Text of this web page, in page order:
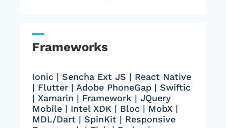
Frameworks
Ionic | Sencha Ext JS | React Native
| Flutter | Adobe PhoneGap | Swiftic
| Xamarin | Framework | JQuery
Mobile | Intel XDK | Bloc | MobX |
MDL/Dart | SpinKit | Responsive